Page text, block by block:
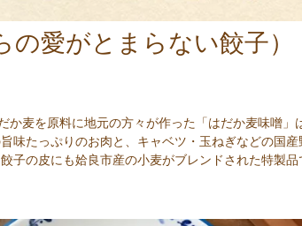
愛がとまらない餃子）
か麦を原料に地元の方々が作った「はだか麦味噌
味たっぷりのお肉と、キャベツ・玉ねぎなどの国
子の皮にも姶良市産の小麦がブレンドされた特製品